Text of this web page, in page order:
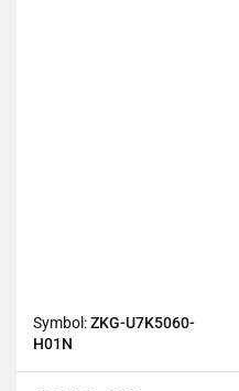
Symbol:ZKG-U7K5060-
H01N